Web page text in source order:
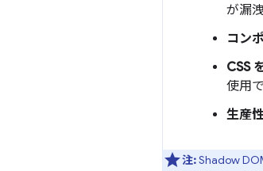
が漏
コン
CSS
使用
生産
注:Shadow